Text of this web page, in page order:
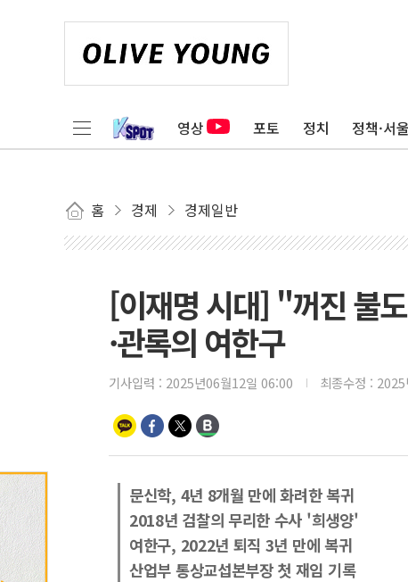
영상 포토 정치 정책·서울
홈 경제 경제일반
[이재명 시대] "꺼진 불
·관록의 여한구
기사입력 : 2025년06월12일 06:00 최종수정 :
문신학, 4년 8개월 만에 화려한 복귀
2018년 검찰의 무리한 수사 '희생양'
여한구, 2022년 퇴직 3년 만에 복귀
산업부 통상교섭본부장 첫 재임 기록